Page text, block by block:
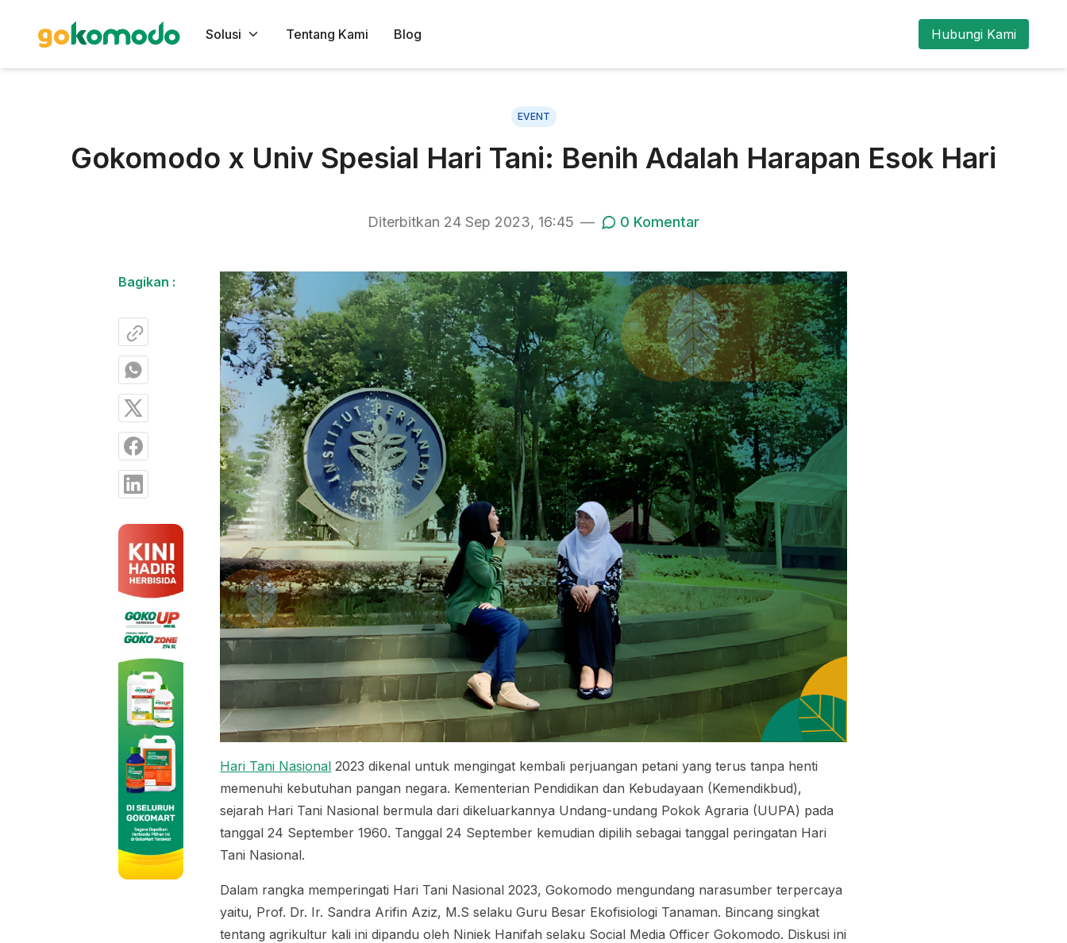
Solusi Tentang Kami Blog Hubungi Kami
EVENT
Gokomodo x Univ Spesial Hari Tani: Benih Adalah Harapan Esok Hari
Diterbitkan 24 Sep 2023, 16:45 — 0 Komentar
Bagikan :
Hari Tani Nasional 2023 dikenal untuk mengingat kembali perjuangan petani yang terus tanpa henti
memenuhi kebutuhan pangan negara. Kementerian Pendidikan dan Kebudayaan (Kemendikbud),
sejarah Hari Tani Nasional bermula dari dikeluarkannya Undang-undang Pokok Agraria (UUPA) pada
tanggal 24 September 1960. Tanggal 24 September kemudian dipilih sebagai tanggal peringatan Hari
Tani Nasional.
Dalam rangka memperingati Hari Tani Nasional 2023, Gokomodo mengundang narasumber terpercaya
yaitu, Prof. Dr. Ir. Sandra Arifin Aziz, M.S selaku Guru Besar Ekofisiologi Tanaman. Bincang singkat
tentang agrikultur kali ini dipandu oleh Niniek Hanifah selaku Social Media Officer Gokomodo. Diskusi ini